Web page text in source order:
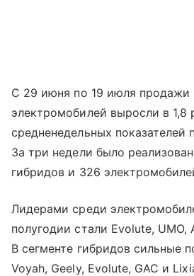
С 29 июня по 19 июля продажи
электромобилей выросли в 1,8
средненедельных показателей
За три недели было
гибридов и 326
Лидерами среди
полугодии стали Evolute, UMO,
В сегменте гибридов сильные
Voyah, Geely, Evolute, GAC и